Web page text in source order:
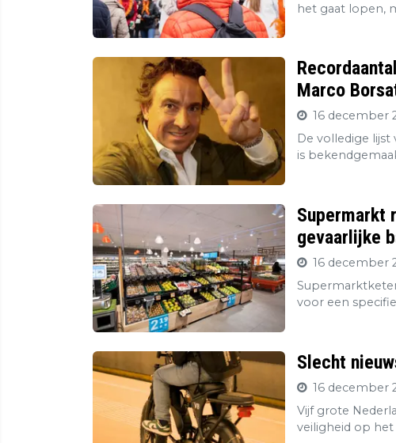
het gaat lopen,
Marco
16 december
De volledige lijst
is
Supermarkt
gevaarlijke
16 december
voor een
Slecht
16 december
Vijf grote
veiligheid op het